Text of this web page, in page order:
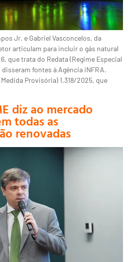
Jr. e Gabriel Vasconcelos, da
articulam para incluir o gás natural
que trata do Redata (Regime Especial
fontes à Agência iNFRA.
Provisória) 1.318/2025, que
diz ao mercado
todas as
renovadas